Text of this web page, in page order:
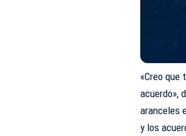
«Creo que
acuerdo»,
aranceles
y los